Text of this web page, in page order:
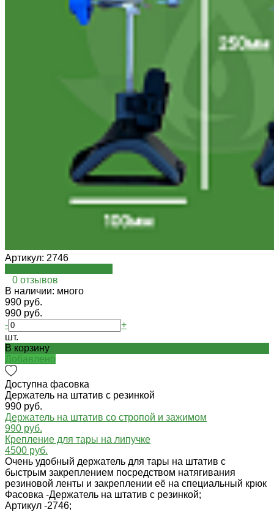
Артикул: 2746
0 отзывов
В наличии: много
990 руб.
990 руб.
-
+
шт.
В корзину
Добавлено
Доступна фасовка
Держатель на штатив с резинкой
990 руб.
Держатель на штатив со стропой и зажимом
990 руб.
Крепление для тары на липучке
4500 руб.
Очень удобный держатель для тары на штатив с
быстрым закреплением посредством натягивания
резиновой ленты и закреплении её на специальный крюк
Фасовка -Держатель на штатив с резинкой;
Артикул -2746;